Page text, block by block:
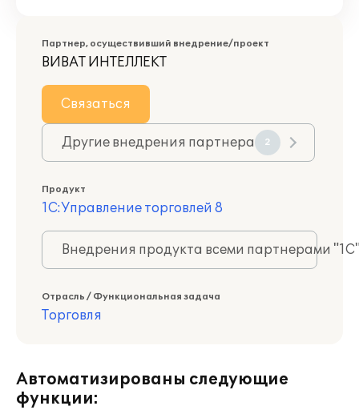
Партнер, осуществивший внедрение/проект
ВИВАТ ИНТЕЛЛЕКТ
Связаться
Другие внедрения партнера 2
Продукт
1С:Управление торговлей 8
Внедрения продукта всеми партнерами
Отрасль / Функциональная задача
Торговля
Автоматизированы следующие
функции: